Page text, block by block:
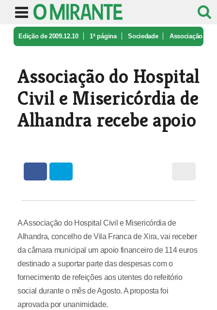
Edição de 2009.12.10 1ª página Sociedade Associação
Associação do Hospital
Civil e Misericórdia de
Alhandra recebe apoio
A Associação do Hospital Civil e Misericórdia de
Alhandra, concelho de Vila Franca de Xira, vai receber
da câmara municipal um apoio financeiro de 114 euros
destinado a suportar parte das despesas com o
fornecimento de refeições aos utentes do refeitório
social durante o mês de Agosto. A proposta foi
aprovada por unanimidade.